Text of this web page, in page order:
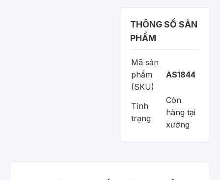
THÔNG SỐ SẢN
PHẨM
Mã sản
phẩm
(SKU)
AS1844
Tình
trạng
Còn
hàng tại
xưởng